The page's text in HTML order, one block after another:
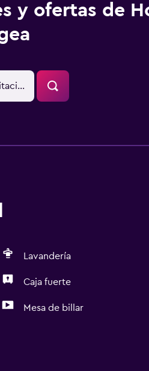
y ofertas de
Lavandería
Caja fuerte
Mesa de billar